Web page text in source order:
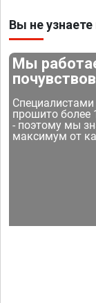
Вы не
Мы
прошито более
- поэтому мы
максимум от